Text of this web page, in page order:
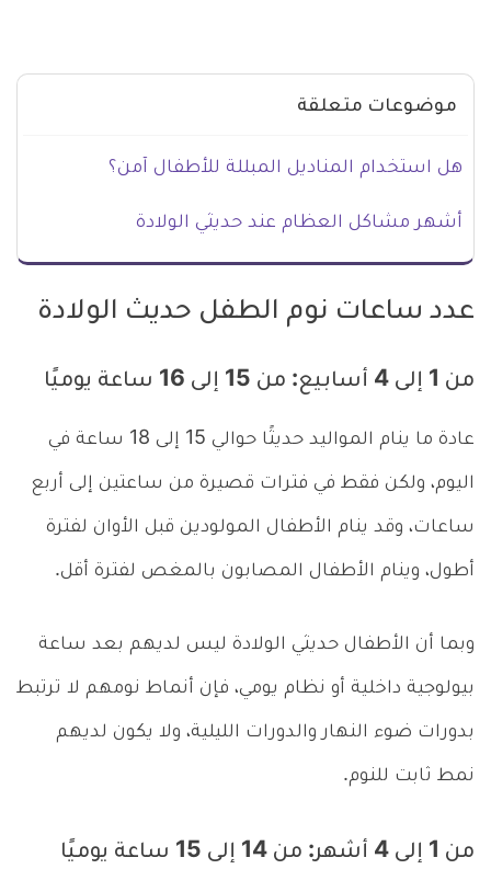
موضوعات متعلقة
هل استخدام المناديل المبللة للأطفال آمن؟
أشهر مشاكل العظام عند حديثي الولادة
عدد ساعات نوم الطفل حديث الولادة
من 1 إلى 4 أسابيع: من 15 إلى 16 ساعة يوميًا
عادة ما ينام المواليد حديثًا حوالي 15 إلى 18 ساعة في
اليوم، ولكن فقط في فترات قصيرة من ساعتين إلى أربع
ساعات، وقد ينام الأطفال المولودين قبل الأوان لفترة
أطول، وينام الأطفال المصابون بالمغص لفترة أقل.
وبما أن الأطفال حديثي الولادة ليس لديهم بعد ساعة
بيولوجية داخلية أو نظام يومي، فإن أنماط نومهم لا ترتبط
بدورات ضوء النهار والدورات الليلية، ولا يكون لديهم
نمط ثابت للنوم.
من 1 إلى 4 أشهر: من 14 إلى 15 ساعة يوميًا